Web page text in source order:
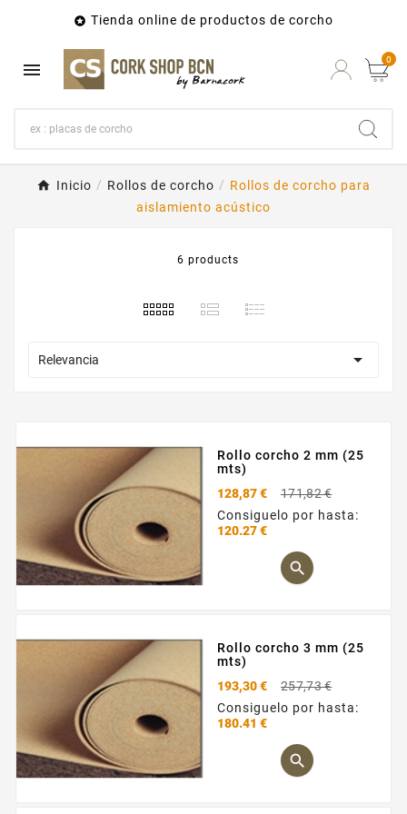
 Tienda online de productos de corcho
 0
Inicio Rollos de corcho
Rollos de corcho para
aislamiento acústico
6 products
Relevancia 
Rollo corcho 2 mm (25
mts)
128,87 €
171,82 €
Consiguelo por hasta:
120.27 €

Rollo corcho 3 mm (25
mts)
193,30 €
257,73 €
Consiguelo por hasta:
180.41 €
